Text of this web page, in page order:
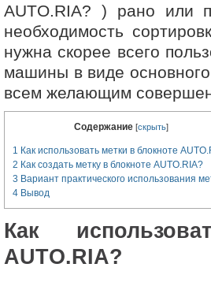
AUTO.RIA? ) рано или
необходимость
нужна скорее всего
машины в виде
всем желающим
Содержание [скрыть]
1 Как использовать метки в блокноте
2 Как создать метку в блокноте AUTO.RIA?
3 Вариант практического использования
4 Вывод
Как
AUTO.RIA?